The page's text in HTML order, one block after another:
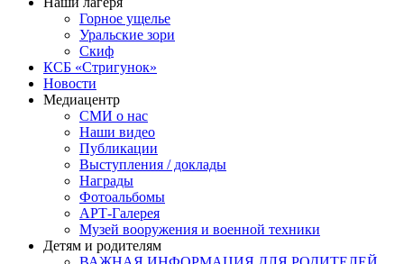
Горное ущелье
Уральские зори
Скиф
КСБ «Стригунок»
Новости
Медиацентр
СМИ о нас
Наши видео
Публикации
Выступления / доклады
Награды
Фотоальбомы
АРТ-Галерея
Музей вооружения и военной техники
Детям и родителям